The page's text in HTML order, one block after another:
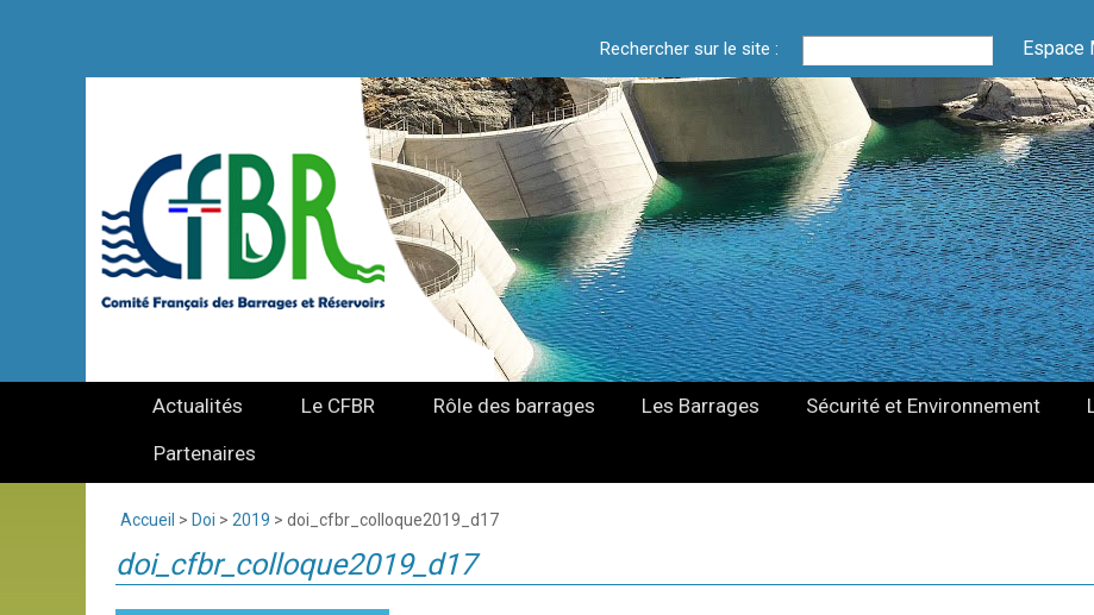
Rechercher sur le site : Espace
Actualités Le CFBR Rôle des barrages Les Barrages Sécurité et Environnement
Partenaires
Accueil > Doi > 2019 > doi_cfbr_colloque2019_d17
doi_cfbr_colloque2019_d17